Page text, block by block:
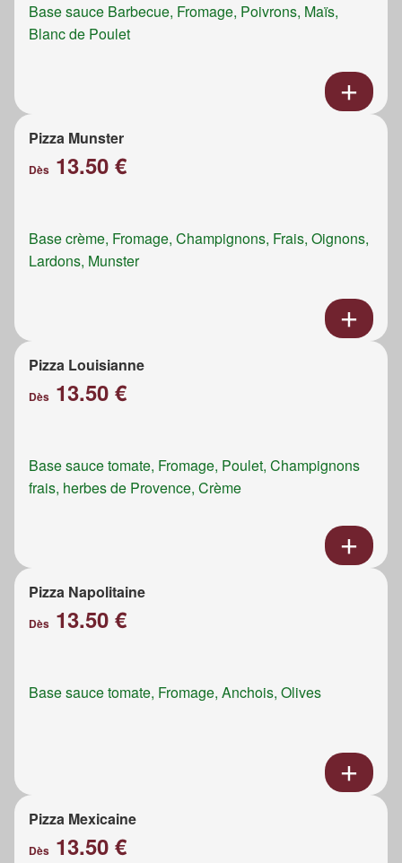
Base sauce Barbecue, Fromage, Poivrons, Maïs,
Blanc de Poulet
Pizza Munster
Dès 13.50 €
Base crème, Fromage, Champignons, Frais, Oignons,
Lardons, Munster
Pizza Louisianne
Dès 13.50 €
Base sauce tomate, Fromage, Poulet, Champignons
frais, herbes de Provence, Crème
Pizza Napolitaine
Dès 13.50 €
Base sauce tomate, Fromage, Anchois, Olives
Pizza Mexicaine
Dès 13.50 €